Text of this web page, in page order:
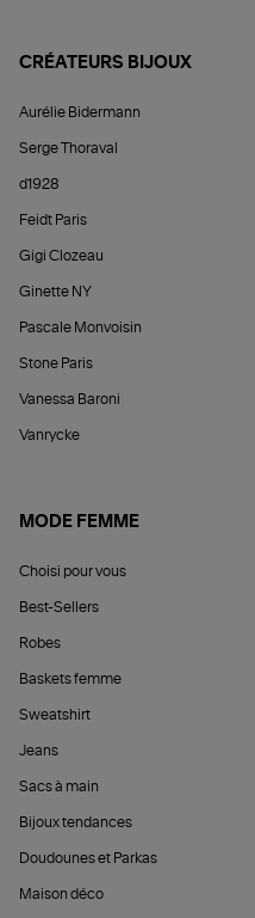
CRÉATEURS BIJOUX
Aurélie Bidermann
Serge Thoraval
d1928
Feidt Paris
Gigi Clozeau
Ginette NY
Pascale Monvoisin
Stone Paris
Vanessa Baroni
Vanrycke
MODE FEMME
Choisi pour vous
Best-Sellers
Robes
Baskets femme
Sweatshirt
Jeans
Sacs à main
Bijoux tendances
Doudounes et Parkas
Maison déco